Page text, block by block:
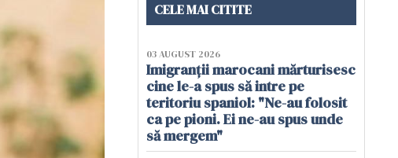
CELE MAI CITITE
03 AUGUST 2026
Imigranții marocani mărturisesc
cine le-a spus să intre pe
teritoriu spaniol: "Ne-au folosit
ca pe pioni. Ei ne-au spus unde
să mergem"